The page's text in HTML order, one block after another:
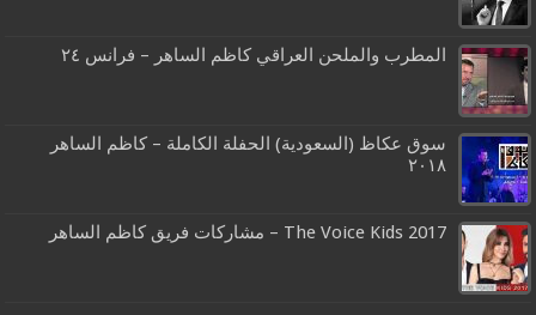
المطرب والملحن العراقي كاظم الساهر – فرانس ٢٤
سوق عكاظ (السعودية) الحفلة الكاملة – كاظم الساهر
٢٠١٨
The Voice Kids 2017 – مشاركات فريق كاظم الساهر